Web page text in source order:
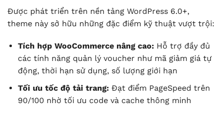
Được phát triển trên nền tảng WordPress 6.0+,
theme này sở hữu những đặc điểm kỹ thuật vượt trội:
Tích hợp WooCommerce nâng cao: Hỗ trợ đầy đủ
các tính năng quản lý voucher như mã giảm giá tự
động, thời hạn sử dụng, số lượng giới hạn
Tối ưu tốc độ tải trang: Đạt điểm PageSpeed trên
90/100 nhờ tối ưu code và cache thông minh